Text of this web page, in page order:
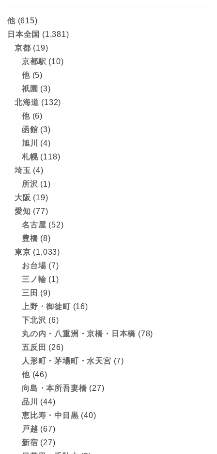
他(615)
日本全国 (1,381)
京都 (19)
京都駅 (10)
他(5)
祇園 (3)
北海道 (132)
他(6)
函館 (3)
旭川
(4)
札幌(118)
埼玉 (4)
所沢 (1)
大阪 (19)
愛知 (77)
名古屋 (52)
豊橋 (8)
東京 (1,033)
お台場 (7)
三ノ輪 (1)
三田 (9)
上野・御徒町 (16)
下北沢 (6)
丸の内・八重洲・京橋・日本橋 (78)
五反田 (26)
人形町・茅場町・水天宮 (7)
他(46)
向島・本所吾妻橋 (27)
品川
(44)
恵比寿・中目黒 (40)
戸越 (67)
新宿 (27)